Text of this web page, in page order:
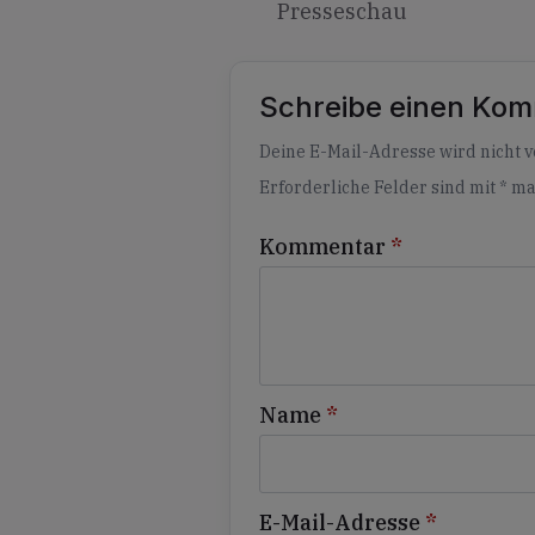
Presseschau
Schreibe einen
Deine E-Mail-Adresse wird nicht
Erforderliche Felder sind mit *
Kommentar *
Name *
E-Mail-Adresse *
Alternative: